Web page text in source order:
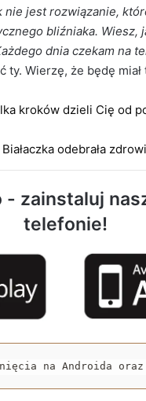
jest rozwiązanie,
bliźniaka. Wiesz,
dnia czekam na
ty. Wierzę, że będę
kroków dzieli Cię od
Białaczka odebrała
zainstaluj
telefonie!
na Androida